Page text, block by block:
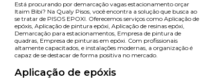
Está procurando por demarcação vagas estacionamento orçar
Itaim Bibi? Na Qualy Pisos, você encontra a solução que busca ao
se tratar de PISOS EPOXI. Oferecemos serviços como Aplicação de
epóxis, Aplicação de pintura epóxi, Aplicação de resinas epóxi,
Demarcação para estacionamentos, Empresa de pintura de
quadras, Empresa de pinturas em epóxi. Com profissionais
altamente capacitados, e instalações modernas, a organização é
capaz de se destacar de forma positiva no mercado.
Aplicação de epóxis